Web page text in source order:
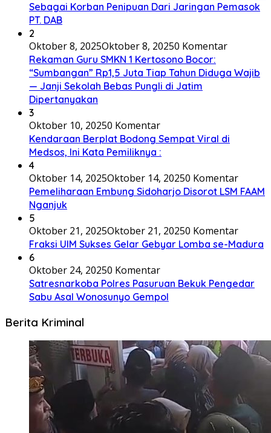
Sebagai Korban Penipuan Dari Jaringan Pemasok
PT. DAB
2
Oktober 8, 2025Oktober 8, 20250 Komentar
Rekaman Guru SMKN 1 Kertosono Bocor:
“Sumbangan” Rp1,5 Juta Tiap Tahun Diduga Wajib
— Janji Sekolah Bebas Pungli di Jatim
Dipertanyakan
3
Oktober 10, 20250 Komentar
Kendaraan Berplat Bodong Sempat Viral di
Medsos, Ini Kata Pemiliknya :
4
Oktober 14, 2025Oktober 14, 20250 Komentar
Pemeliharaan Embung Sidoharjo Disorot LSM FAAM
Nganjuk
5
Oktober 21, 2025Oktober 21, 20250 Komentar
Fraksi UIM Sukses Gelar Gebyar Lomba se-Madura
6
Oktober 24, 20250 Komentar
Satresnarkoba Polres Pasuruan Bekuk Pengedar
Sabu Asal Wonosunyo Gempol
Berita Kriminal